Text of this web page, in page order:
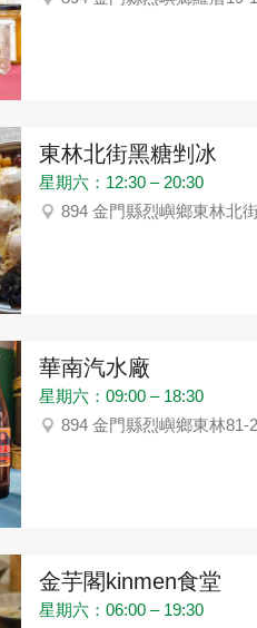
東林北街黑糖剉冰
星期六：12:30 – 20:30
894 金門縣烈嶼鄉東林北
華南汽水廠
星期六：09:00 – 18:30
894 金門縣烈嶼鄉東林81-
金芋閣kinmen食堂
星期六：06:00 – 19:30